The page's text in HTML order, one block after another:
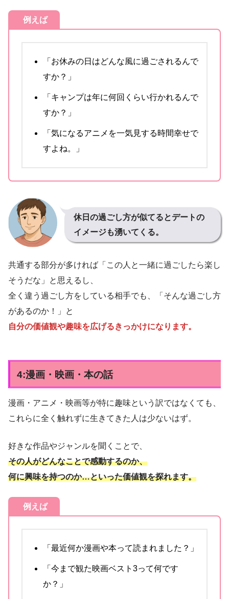
例えば
「お休みの日はどんな風に過ごされるんで
すか？」
「キャンプは年に何回くらい行かれるんで
すか？」
「気になるアニメを一気見する時間幸せで
すよね。」
休日の過ごし方が似てるとデートの
イメージも湧いてくる。
共通する部分が多ければ「この人と一緒に過ごしたら楽し
そうだな」と思えるし、
全く違う過ごし方をしている相手でも、「そんな過ごし方
があるのか！」と
自分の価値観や趣味を広げるきっかけになります。
4:漫画・映画・本の話
漫画・アニメ・映画等が特に趣味という訳ではなくても、
これらに全く触れずに生きてきた人は少ないはず。
好きな作品やジャンルを聞くことで、
その人がどんなことで感動するのか、
何に興味を持つのか…といった価値観を探れます。
例えば
「最近何か漫画や本って読まれました？」
「今まで観た映画ベスト3って何です
か？」